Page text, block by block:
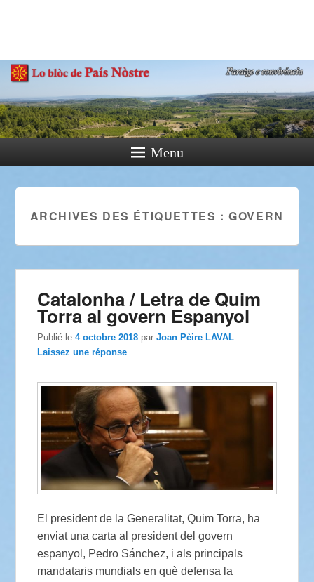
Paratge e Convivència
Menu
ARCHIVES DES ÉTIQUETTES :GOVERN
Catalonha / Letra de Quim
Torra al govern Espanyol
Publié le4 octobre 2018 parJoan Pèire LAVAL —
Laissez une réponse
El president de la Generalitat, Quim Torra, ha
enviat una carta al president del govern
espanyol, Pedro Sánchez, i als principals
mandataris mundials en què defensa la